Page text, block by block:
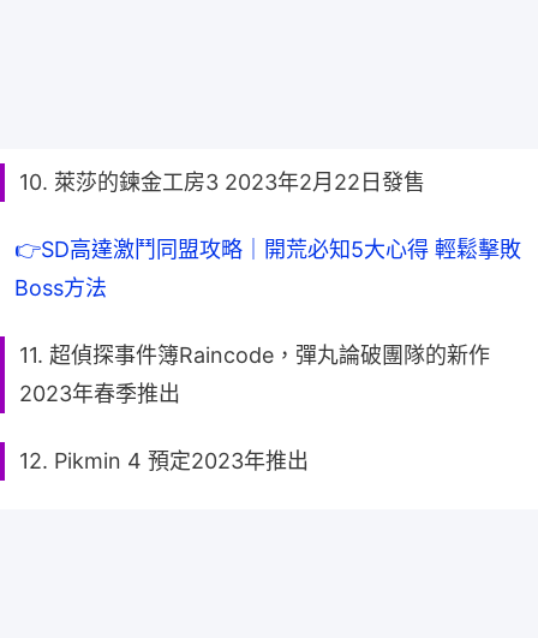
10. 萊莎的鍊金工房3 2023年2月22日發售
👉SD高達激鬥同盟攻略｜開荒必知5大心得 輕鬆擊敗
Boss方法
11. 超偵探事件簿Raincode，彈丸論破團隊的新作
2023年春季推出
12. Pikmin 4 預定2023年推出